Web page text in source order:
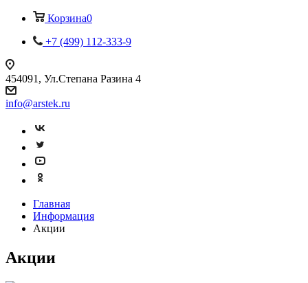
Корзина0
+7 (499) 112-333-9
454091, Ул.Степана Разина 4
info@arstek.ru
Главная
Информация
Акции
Акции